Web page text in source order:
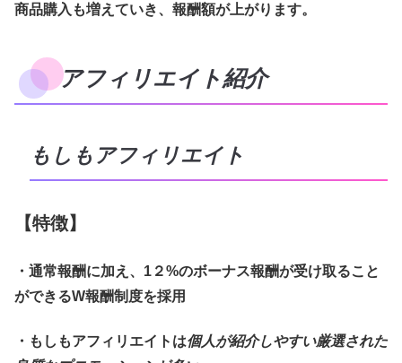
商品購入も増えていき、報酬額が上がります。
アフィリエイト紹介
もしもアフィリエイト
【特徴】
・通常報酬に加え、1２%のボーナス報酬が受け取ること
ができるW報酬制度を採用
・もしもアフィリエイトは個人が紹介しやすい厳選された